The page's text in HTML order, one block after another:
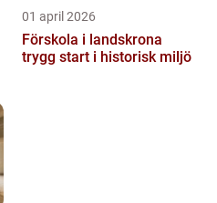
01 april 2026
Förskola i landskrona
trygg start i historisk miljö